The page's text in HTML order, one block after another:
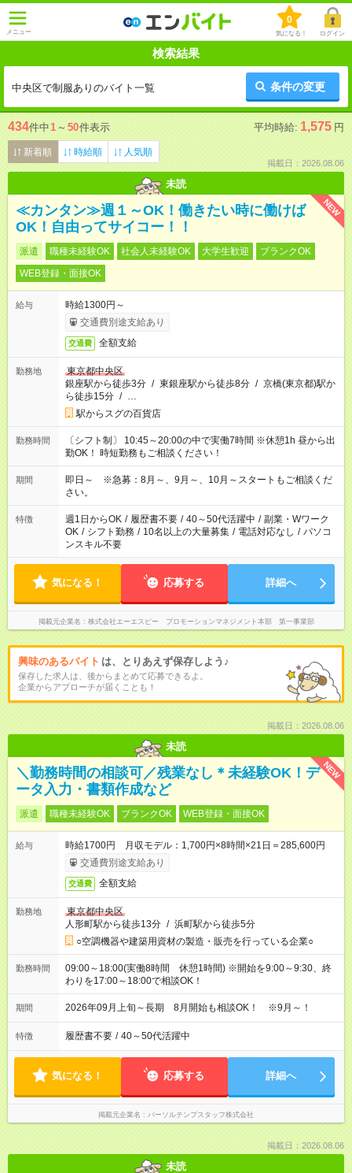
メニュー
0
気になる！ ログイン
検索結果
中央区で制服ありのバイト一覧 条件の変更
434件中1 ～ 50件表示 平均時給: 1,575 円
新着順 時給順 人気順
掲載日：2026.08.06
未読
NEW
≪カンタン≫週１～OK！働きたい時に働けば
OK！自由ってサイコー！！
派遣 職種未経験OK 社会人未経験OK 大学生歓迎
ブランクOK
WEB登録・面接OK
給与
時給1300円～
交通費別途支給あり
交通費 全額支給
勤務地
東京都中央区
銀座駅から徒歩3分 / 東銀座駅から徒歩8分 / 京橋(東京都)駅か
ら徒歩15分 / …
駅からスグの百貨店
勤務時間
〔シフト制〕 10:45～20:00の中で実働7時間 ※休憩1h 昼から出
勤OK！ 時短勤務もご相談ください！
期間
即日～ ※急募：8月～、9月～、10月～スタートもご相談くだ
さい。
特徴 週1日からOK / 履歴書不要 / 40～50代活躍中 / 副業・Wワーク
OK / シフト勤務 / 10名以上の大量募集 / 電話対応なし / パソコ
ンスキル不要
気になる！ 応募する 詳細へ
掲載元企業名 株式会社エーエスピー プロモーションマネジメント本部 第一事業部
興味のあるバイト は、とりあえず保存しよう♪
保存した求人は、後からまとめて応募できるよ。
企業からアプローチが届くことも！
掲載日：2026.08.06
未読
NEW
＼勤務時間の相談可／残業なし＊未経験OK！デ
ータ入力・書類作成など
派遣 職種未経験OK ブランクOK WEB登録・面接OK
給与
時給1700円 月収モデル：1,700円×8時間×21日＝285,600円
交通費別途支給あり
交通費 全額支給
勤務地
東京都中央区
人形町駅から徒歩13分 / 浜町駅から徒歩5分
○空調機器や建築用資材の製造・販売を行っている企業○
勤務時間
09:00～18:00(実働8時間 休憩1時間) ※開始を9:00～9:30、終
わりを17:00～18:00で相談OK！
期間 2026年09月上旬～長期 8月開始も相談OK！ ※9月～！
特徴 履歴書不要 / 40～50代活躍中
気になる！ 応募する 詳細へ
掲載元企業名 パーソルテンプスタッフ株式会社
掲載日：2026.08.06
未読